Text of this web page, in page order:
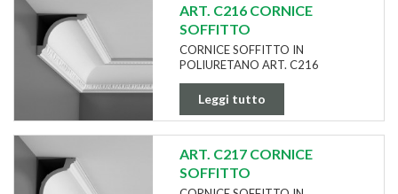
ART. C216 CORNICE
SOFFITTO
CORNICE SOFFITTO IN
POLIURETANO ART. C216
Leggi tutto
ART. C217 CORNICE
SOFFITTO